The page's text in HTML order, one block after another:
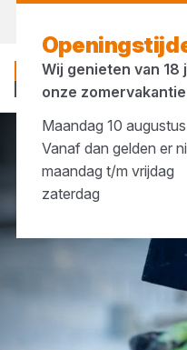
...
Wij genieten van 18
onze
Maandag 10
Vanaf dan gelden er
maandag t/m
zaterdag